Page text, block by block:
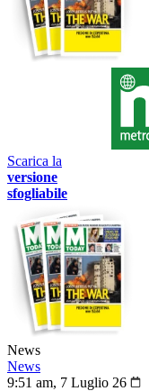
Scarica la
versione
sfogliabile
News
News
9:51 am, 7 Luglio 26